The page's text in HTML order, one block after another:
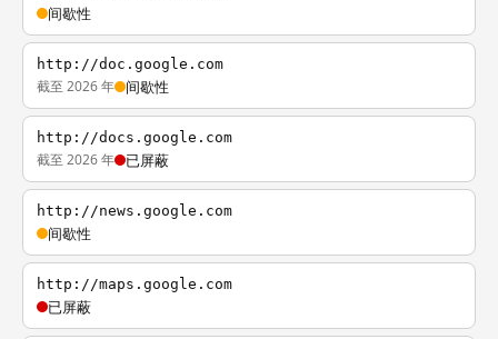
间歇性
http://doc.google.com
截至 2026 年 间歇性
http://docs.google.com
截至 2026 年 已屏蔽
http://news.google.com
间歇性
http://maps.google.com
已屏蔽